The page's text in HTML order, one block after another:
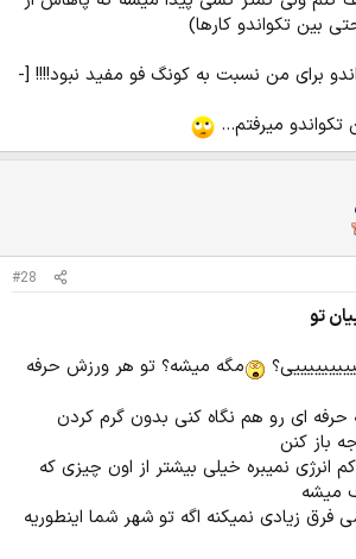
بین تکواندو کارها)
برای من نسبت به کونگ فو مفید نبود!!!! [-
#28
تو
مگه میشه؟ تو هر ورزش حرفه
حرفه ای رو هم نگاه کنی بدون گرم کردن
انرژی نمیبره خیلی بیشتر از اون چیزی که
میشه
فرق زیادی نمیکنه اگه تو شهر شما اینطوریه